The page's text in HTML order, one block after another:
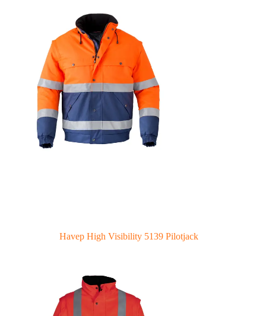
Havep High Visibility 5139 Pilotjack